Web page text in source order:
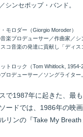
シンセポップ・バンド。
モロダー（Giorgio Moroder）
楽プロデューサー／作曲家／シ
コ音楽の発達に貢献し「ディス
トロック（Tom Whitlock, 1954-
ロデューサー／ソングライター。
で1987年に起きた、最
ードでは、1986年の映画
リンの『Take My